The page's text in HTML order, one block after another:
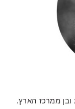
ובן ממרכז הארץ.